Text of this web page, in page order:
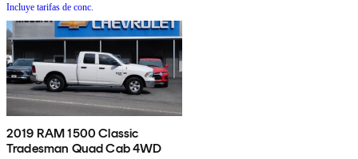
Incluye tarifas de conc.
2019 RAM 1500 Classic
Tradesman Quad Cab 4WD